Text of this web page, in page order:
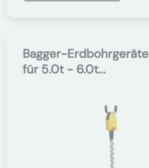
Bagger-Erdbohrgeräte
für 5.0t - 6.0t...